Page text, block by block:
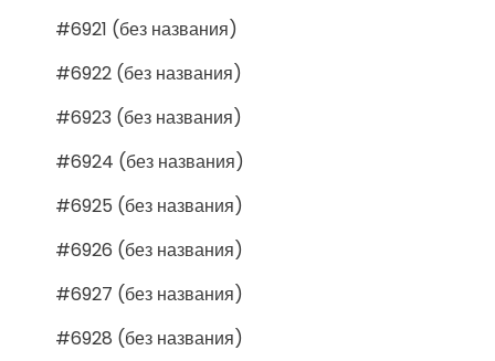
#6921 (без названия)
#6922 (без названия)
#6923 (без названия)
#6924 (без названия)
#6925 (без названия)
#6926 (без названия)
#6927 (без названия)
#6928 (без названия)